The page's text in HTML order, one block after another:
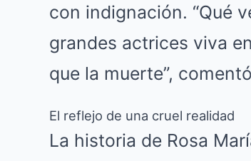
con indignación. “Qué
grandes actrices viva
que la muerte”,
El reflejo de una cruel realidad
La historia de Rosa